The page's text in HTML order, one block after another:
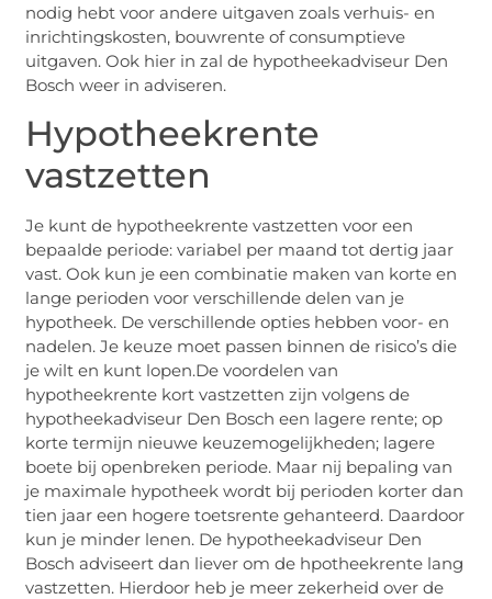
nodig hebt voor andere uitgaven zoals verhuis- en
inrichtingskosten, bouwrente of consumptieve
uitgaven. Ook hier in zal de hypotheekadviseur Den
Bosch weer in adviseren.
Hypotheekrente
vastzetten
Je kunt de hypotheekrente vastzetten voor een
bepaalde periode: variabel per maand tot dertig jaar
vast. Ook kun je een combinatie maken van korte en
lange perioden voor verschillende delen van je
hypotheek. De verschillende opties hebben voor- en
nadelen. Je keuze moet passen binnen de risico’s die
je wilt en kunt lopen.De voordelen van
hypotheekrente kort vastzetten zijn volgens de
hypotheekadviseur Den Bosch een lagere rente; op
korte termijn nieuwe keuzemogelijkheden; lagere
boete bij openbreken periode. Maar nij bepaling van
je maximale hypotheek wordt bij perioden korter dan
tien jaar een hogere toetsrente gehanteerd. Daardoor
kun je minder lenen. De hypotheekadviseur Den
Bosch adviseert dan liever om de hpotheekrente lang
vastzetten. Hierdoor heb je meer zekerheid over de